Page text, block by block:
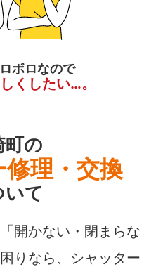
ボロなので
くしたい…。
町の
理・交換
いて
開かない・閉まらな
りなら、シャッター